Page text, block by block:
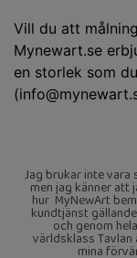
Vill du att
Mynewart.se
en storlek som
Jag brukar inte
men jag känner att
hur MyNewArt
kundtjänst
och genom
världsklass
mina